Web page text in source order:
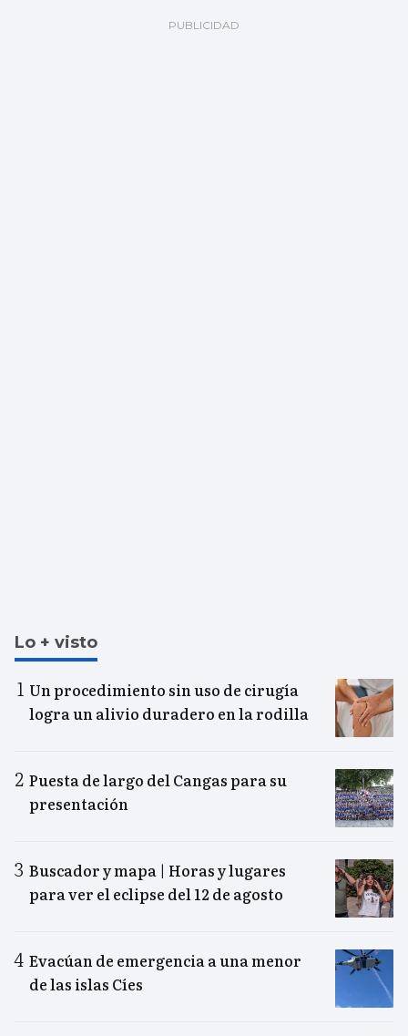
Lo + visto
Un procedimiento sin uso de cirugía
logra un alivio duradero en la rodilla
Puesta de largo del Cangas para su
presentación
Buscador y mapa | Horas y lugares
para ver el eclipse del 12 de agosto
Evacúan de emergencia a una menor
de las islas Cíes